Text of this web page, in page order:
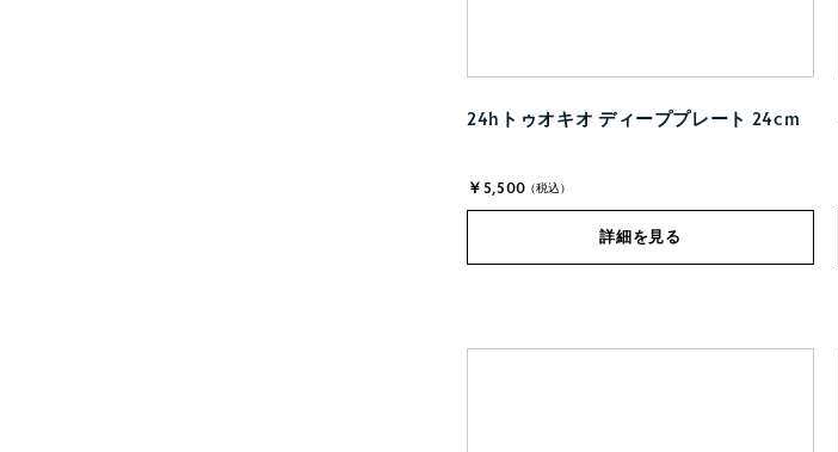
24hトゥオキオ ディーププレート 24cm
￥5,500 (税込)
詳細を見る